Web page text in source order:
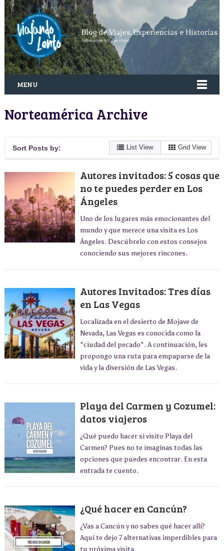
MENU
Norteamérica Archive
Sort Posts by: List View Grid View
Autores invitados: 5 cosas que
no te puedes perder en Los
Ángeles
Uno de los lugares más emocionantes del
mundo y que merece una visita es Los
Ángeles. Descúbrelo con estos consejos
conociendo sus mejores rincones.
Autores Invitados: Tres días
en Las Vegas
Localizada en el desierto de Mojave de
Nevada, Las Vegas es conocida como la
"ciudad del pecado". A continuación, les
propongo una ruta para empaparse de la
vida y la diversión de Las Vegas.
Playa del Carmen y Cozumel:
datos viajeros
¿Qué puedo hacer si visito Playa del
Carmen? Pues no te imaginas todas las
opciones que puedes encontrar. En esta
entrada te cuento.
¿Qué hacer en Cancún?
¿Vas a Cancún y no sabes qué hacer allí?
Aquí te dejo 7 alternativas imperdibles para